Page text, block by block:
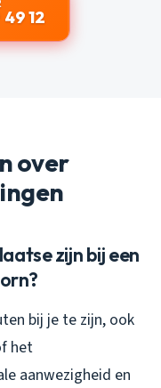
12
over
zijn bij een
bij je te zijn, ook
het
aanwezigheid en